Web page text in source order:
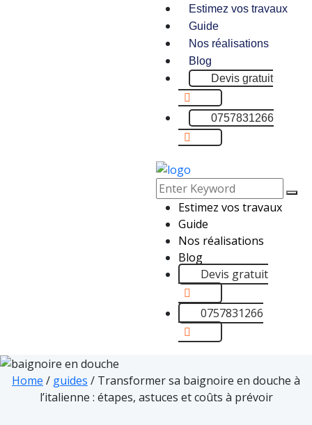
Estimez vos travaux
Guide
Nos réalisations
Blog
Devis gratuit
0757831266
Estimez vos travaux
Guide
Nos réalisations
Blog
Devis gratuit
0757831266
Home / guides / Transformer sa baignoire en douche à
l’italienne : étapes, astuces et coûts à prévoir